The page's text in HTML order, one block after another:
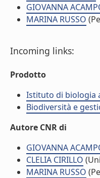
GIOVANNA
MARINA RUSSO
Incoming links:
Prodotto
Istituto di biologia
Biodiversità e
Autore CNR di
GIOVANNA
CLELIA CIRILLO
MARINA RUSSO